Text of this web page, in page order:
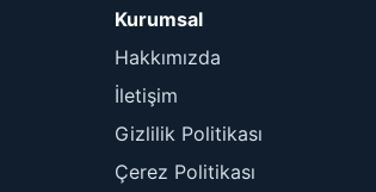
Kurumsal
Hakkımızda
İletişim
Gizlilik Politikası
Çerez Politikası